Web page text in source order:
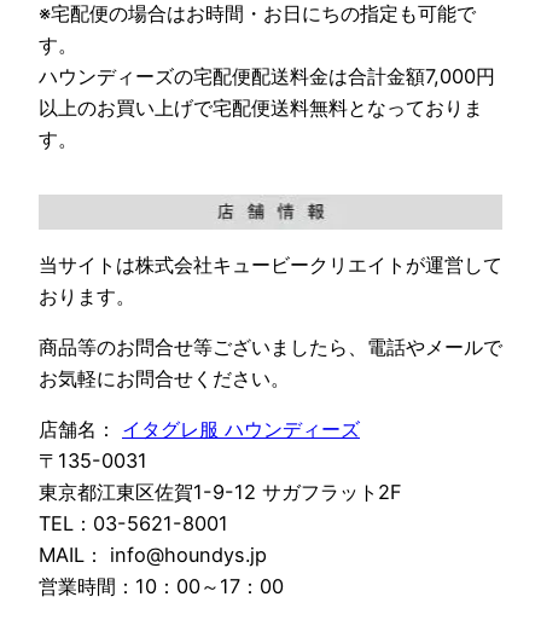
※宅配便の場合はお時間・お日にちの指定も可能で
す。
ハウンディーズの宅配便配送料金は合計金額7,000円
以上のお買い上げで宅配便送料無料となっておりま
す。
当サイトは株式会社キュービークリエイトが運営して
おります。
商品等のお問合せ等ございましたら、電話やメールで
お気軽にお問合せください。
店舗名： イタグレ服 ハウンディーズ
〒135-0031
東京都江東区佐賀1-9-12 サガフラット2F
TEL：03-5621-8001
MAIL： info@houndys.jp
営業時間：10：00～17：00